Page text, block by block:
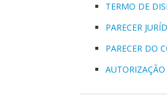
TERMO DE
PARECER
PARECER DO
AUTORIZAÇÃO